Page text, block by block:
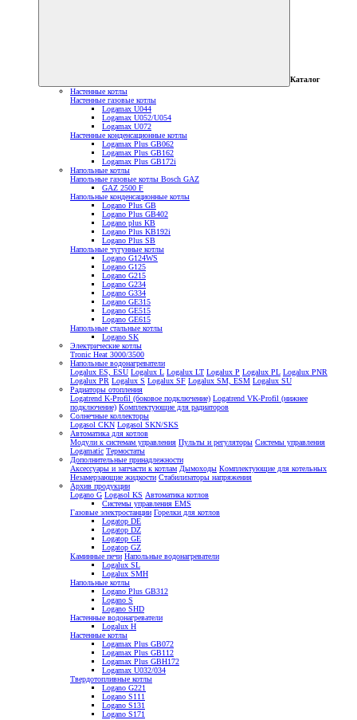
Каталог
Настенные котлы
Настенные газовые котлы
Logamax U044
Logamax U052/U054
Logamax U072
Настенные конденсационные котлы
Logamax Plus GB062
Logamax Plus GB162
Logamax Plus GB172i
Напольные котлы
Напольные газовые котлы Bosch GAZ
GAZ 2500 F
Напольные конденсационные котлы
Logano Plus GB
Logano Plus GB402
Logano plus KB
Logano Plus KB192i
Logano Plus SB
Напольные чугунные котлы
Logano G124WS
Logano G125
Logano G215
Logano G234
Logano G334
Logano GE315
Logano GE515
Logano GE615
Напольные стальные котлы
Logano SK
Электрические котлы
Tronic Heat 3000/3500
Напольные водонагреватели
Logalux ES, ESU Logalux L Logalux LT Logalux P Logalux PL Logalux PNR
Logalux PR Logalux S Logalux SF Logalux SM, ESM Logalux SU
Радиаторы отопления
Logatrend K-Profil (боковое подключение) Logatrend VK-Profil (нижнее
подключение) Комплектующие для радиаторов
Солнечные коллекторы
Logasol CKN Logasol SKN/SKS
Автоматика для котлов
Модули к системам управления Пульты и регуляторы Системы управления
Logamatic Термостаты
Дополнительные принадлежности
Аксессуары и запчасти к котлам Дымоходы Комплектующие для котельных
Незамерзающие жидкости Стабилизаторы напряжения
Архив продукции
Logano G Logasol KS Автоматика котлов
Системы управления EMS
Газовые электростанции Горелки для котлов
Logatop DE
Logatop DZ
Logatop GE
Logatop GZ
Каминные печи Напольные водонагреватели
Logalux SL
Logalux SMH
Напольные котлы
Logano Plus GB312
Logano S
Logano SHD
Настенные водонагреватели
Logalux H
Настенные котлы
Logamax Plus GB072
Logamax Plus GB112
Logamax Plus GBH172
Logamax U032/034
Твердотопливные котлы
Logano G221
Logano S111
Logano S131
Logano S171